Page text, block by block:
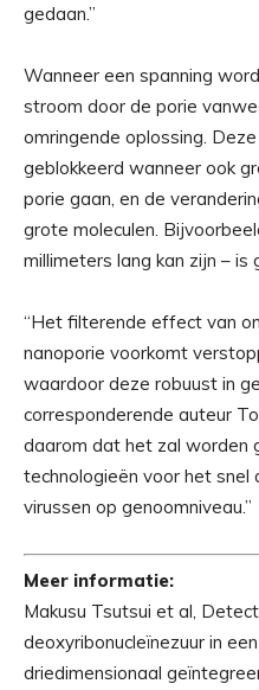
gedaan.”
Wanneer een spanning
stroom door de porie
omringende oplossing.
geblokkeerd wanneer ook
porie gaan, en de
grote moleculen.
millimeters lang kan zijn – is
“Het filterende effect van
nanoporie voorkomt
waardoor deze robuust in
corresponderende auteur
daarom dat het zal worden
technologieën voor het
virussen op genoomniveau.”
Meer informatie:
Makusu Tsutsui et al,
deoxyribonucleïnezuur in
driedimensionaal